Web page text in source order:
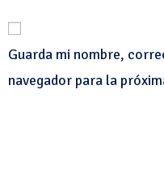
Guarda mi nombre,
navegador para la